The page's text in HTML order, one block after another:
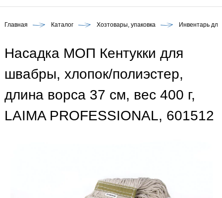
Главная Каталог Хозтовары, упаковка Инвентарь
Насадка МОП Кентукки для
швабры, хлопок/полиэстер,
длина ворса 37 см, вес 400 г,
LAIMA PROFESSIONAL, 601512